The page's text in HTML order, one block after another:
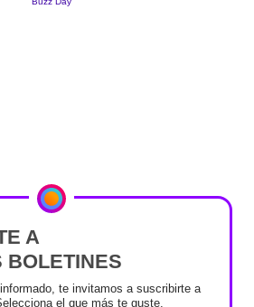
A
BOLETINES
te invitamos a suscribirte a
el que más te guste.